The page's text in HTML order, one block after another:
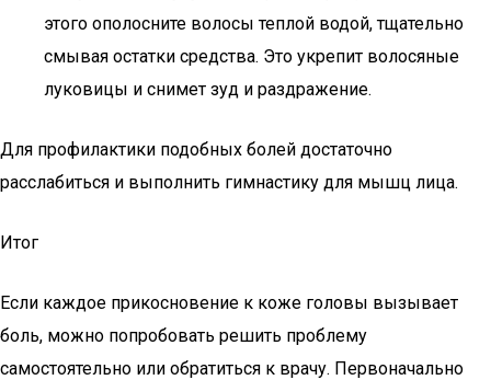
этого ополосните волосы теплой водой, тщательно
смывая остатки средства. Это укрепит волосяные
луковицы и снимет зуд и раздражение.
Для профилактики подобных болей достаточно
расслабиться и выполнить гимнастику для мышц лица.
Итог
Если каждое прикосновение к коже головы вызывает
боль, можно попробовать решить проблему
самостоятельно или обратиться к врачу. Первоначально